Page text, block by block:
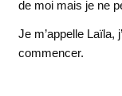
de moi mais je ne
Je m’appelle Laïla,
commencer.